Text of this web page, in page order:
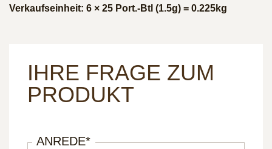
Verkaufseinheit: 6 × 25 Port.-Btl (1.5g) = 0.225kg
IHRE FRAGE ZUM
PRODUKT
ANREDE*